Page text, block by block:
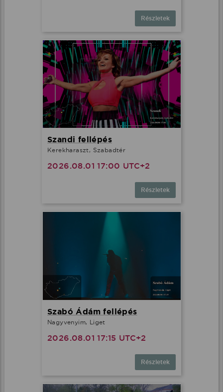
Részletek
Szandi fellépés
Kerekharaszt, Szabadtér
2026.08.01 17:00 UTC+2
Részletek
Szabó Ádám fellépés
Nagyvenyim, Liget
2026.08.01 17:15 UTC+2
Részletek